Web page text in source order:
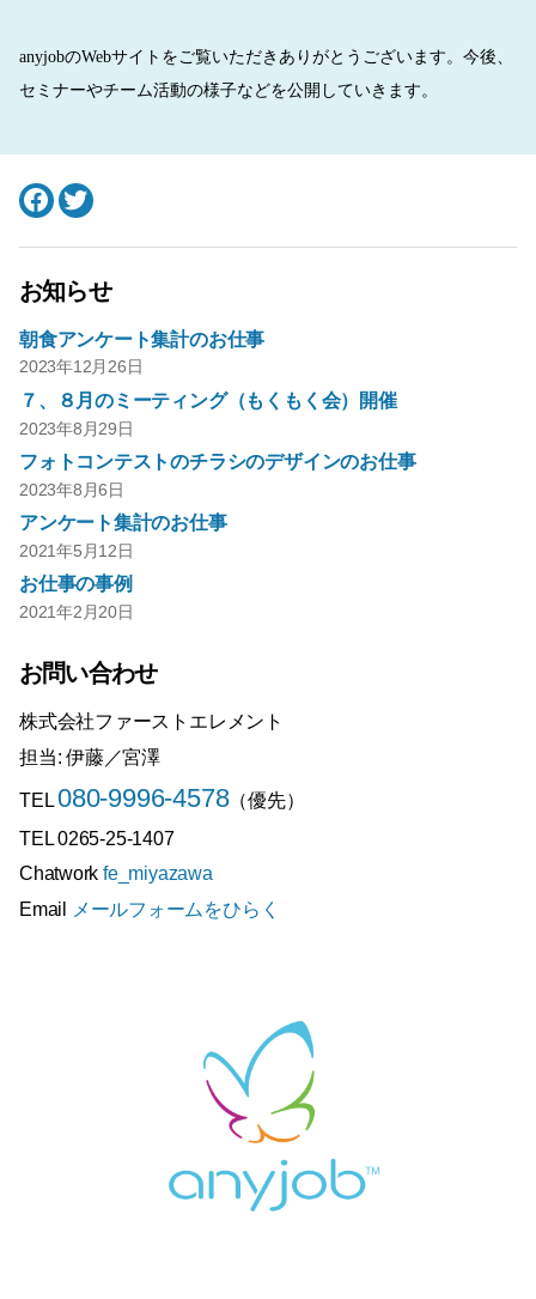
anyjobのWebサイトをご覧いただきありがとうございます。今後、
セミナーやチーム活動の様子などを公開していきます。
Facebook
Twitter
お知らせ
朝食アンケート集計のお仕事
2023年12月26日
７、８月のミーティング（もくもく会）開催
2023年8月29日
フォトコンテストのチラシのデザインのお仕事
2023年8月6日
アンケート集計のお仕事
2021年5月12日
お仕事の事例
2021年2月20日
お問い合わせ
株式会社ファーストエレメント
担当: 伊藤／宮澤
TEL080-9996-4578（優先）
TEL 0265-25-1407
Chatworkfe_miyazawa
Email
メールフォームをひらく